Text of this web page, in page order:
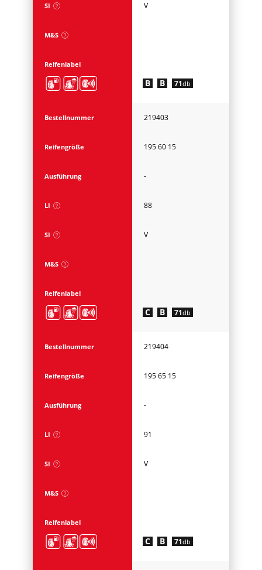
SI V
M&S
Reifenlabel
B B 71db
Bestellnummer 219403
Reifengröße 195 60 15
Ausführung -
LI 88
SI V
M&S
Reifenlabel
C B 71db
Bestellnummer 219404
Reifengröße 195 65 15
Ausführung -
LI 91
SI V
M&S
Reifenlabel
C B 71db